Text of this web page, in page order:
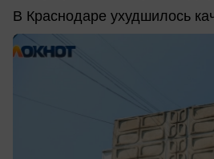
В Краснодаре ухудшилось